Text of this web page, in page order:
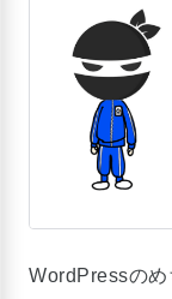
WordPressのめ